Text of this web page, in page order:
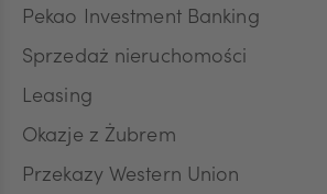
TRY
Pekao Investment Banking
Sprzedaż nieruchomości
Leasing
Okazje z Żubrem
Przekazy Western Union